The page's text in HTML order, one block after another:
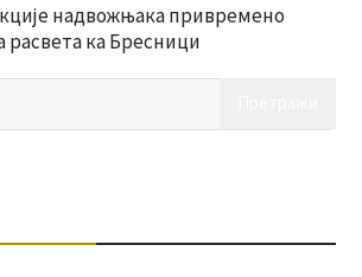
надвожњака привремено
расвета ка Бресници